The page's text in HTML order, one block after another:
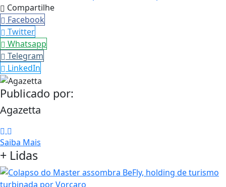
Compartilhe
Facebook
Twitter
Whatsapp
Telegram
LinkedIn
Publicado por:
Agazetta
Saiba Mais
+ Lidas